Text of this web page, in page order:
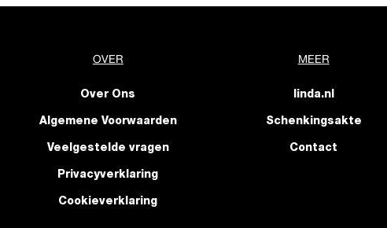
OVER
Over Ons
Algemene Voorwaarden
Veelgestelde vragen
Privacyverklaring
Cookieverklaring
MEER
linda.nl
Schenkingsakte
Contact